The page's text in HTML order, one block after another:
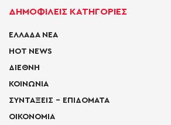
ΔΗΜΟΦΙΛΕΙΣ ΚΑΤΗΓΟΡΙΕΣ
ΕΛΛΑΔΑ ΝΕΑ
HOT NEWS
ΔΙΕΘΝΗ
ΚΟΙΝΩΝΙΑ
ΣΥΝΤΑΞΕΙΣ – ΕΠΙΔΟΜΑΤΑ
ΟΙΚΟΝΟΜΙΑ